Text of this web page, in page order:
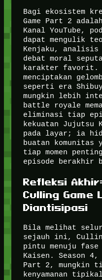
Bagi ekosistem
Game Part 2
Kanal YouTube,
dapat mengulik
Kenjaku, analisis
debat moral
karakter favorit.
menciptakan
seperti era
mungkin lebih
battle royale
eliminasi tiap
kekuatan Jujutsu
pada layar; ia
buatan komunitas
tiap momen
episode berakhir
Refleksi
Culling Game
Diantisipasi
Bila melihat
sejauh ini, Culling
pintu menuju
Kaisen. Season 4,
Part 2, mungkin
kenyamanan